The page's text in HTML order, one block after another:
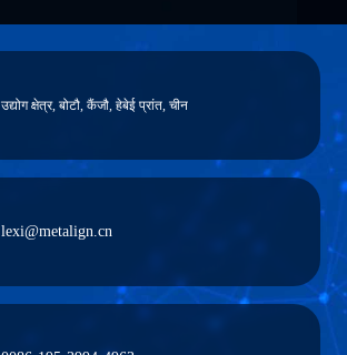
उद्योग क्षेत्र, बोटौ, कैंजौ, हेबेई प्रांत, चीन
lexi@metalign.cn